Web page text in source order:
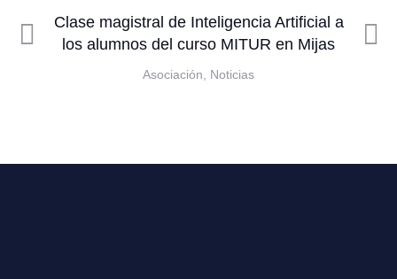
Clase magistral de Inteligencia Artificial a
los alumnos del curso MITUR en Mijas
Asociación Noticias